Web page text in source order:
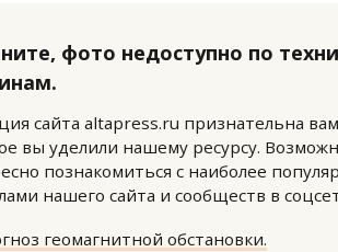
фото недоступно по
сайта altapress.ru признательна
вы уделили нашему ресурсу.
познакомиться с наиболее
нашего сайта и сообществ в
геомагнитной обстановки.